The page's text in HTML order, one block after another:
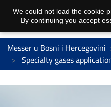
Messer u Bosni i Hercegovini
Specialty gases
We could not load the cookie
By continuing you accept